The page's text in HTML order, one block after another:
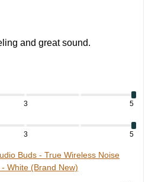
and great sound.
3 5
3 5
Buds - True Wireless Noise
White (Brand New)